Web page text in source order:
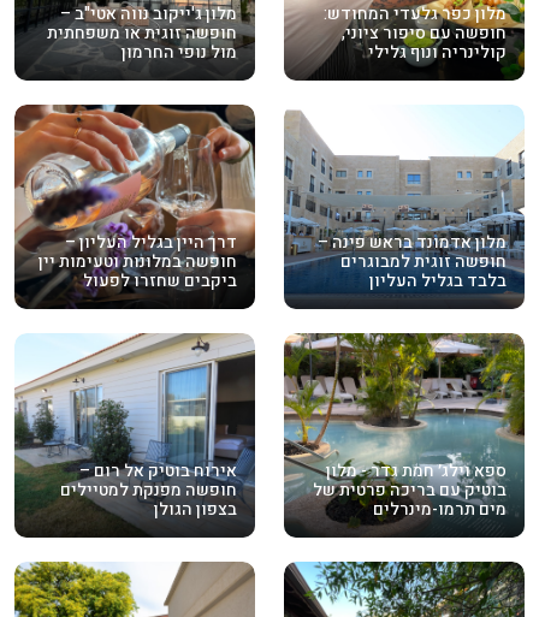
מלון כפר גלעדי המחודש:
חופשה עם סיפור ציוני,
קולינריה ונוף גלילי
מלון ג'ייקוב נווה אטי"ב –
חופשה זוגית או משפחתית
מול נופי החרמון
מלון אדמונד בראש פינה –
חופשה זוגית למבוגרים
בלבד בגליל העליון
דרך היין בגליל העליון –
חופשה במלונות וטעימות יין
ביקבים שחזרו לפעול
ספא וילג׳ חמת גדר - מלון
בוטיק עם בריכה פרטית של
מים תרמו-מינרלים
אירוח בוטיק אל רום –
חופשה מפנקת למטיילים
בצפון הגולן